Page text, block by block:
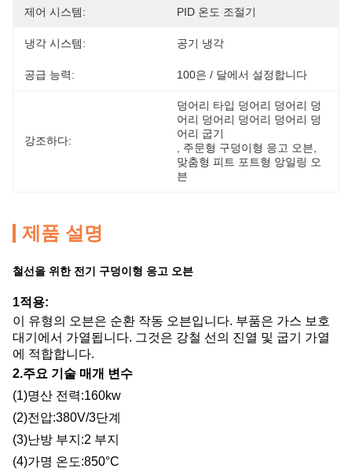
제어 시스템: PID 온도 조절기
냉각 시스템: 공기 냉각
공급 능력: 100은 / 달에서 설정합니다
강조하다:
덩어리 타입 덩어리 덩어리 덩
어리 덩어리 덩어리 덩어리 덩
어리 굽기
주문형 구덩이형 응고 오븐
맞춤형 피트 포트형 앙일링 오
븐
제품 설명
철선을 위한 전기 구덩이형 응고 오븐
1적용:
이 유형의 오븐은 순환 작동 오븐입니다. 부품은 가스 보호
대기에서 가열됩니다. 그것은 강철 선의 진열 및 굽기 가열
에 적합합니다.
2.주요 기술 매개 변수
(1)명산 전력:160kw
(2)전압:380V/3단계
(3)난방 부지:2 부지
(4)가명 온도:850°C